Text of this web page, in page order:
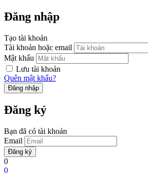
Đăng nhập
Tạo tài khoản
Tài khoản hoặc email
Mật khẩu
Lưu tài khoản
Quên mật khẩu?
Đăng ký
Bạn đã có tài khoản
Email
0
0